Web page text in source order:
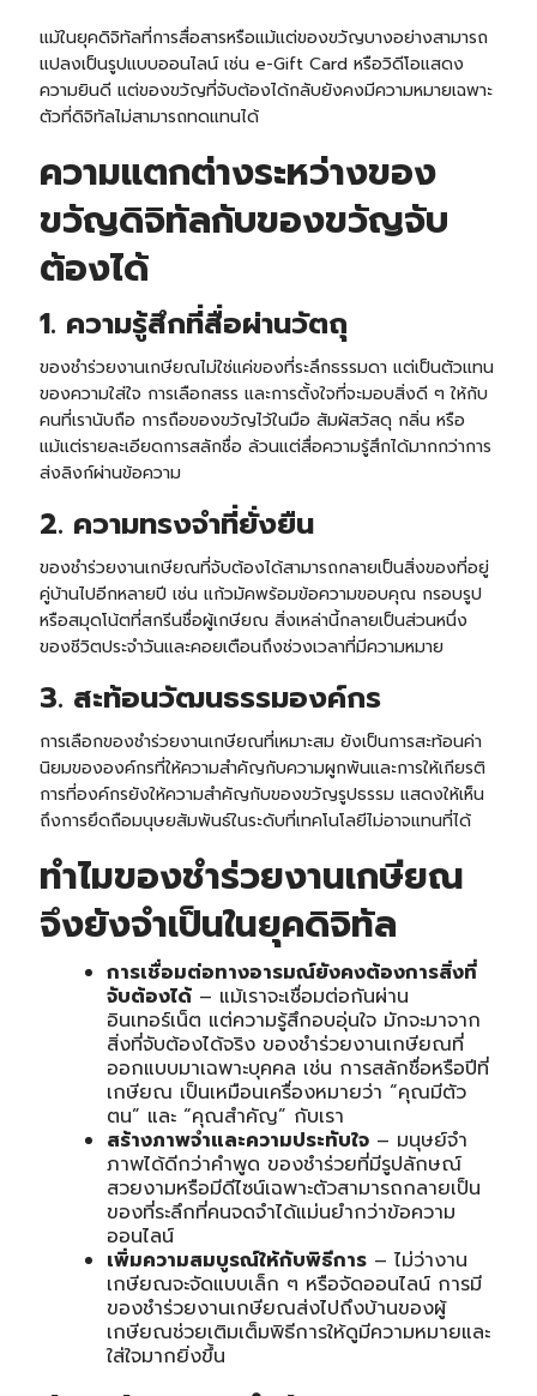
แม้ในยุคดิจิทัลที่การสื่อสารหรือแม้แต่ของขวัญบางอย่างสามารถ
แปลงเป็นรูปแบบออนไลน์ เช่น e-Gift Card หรือวิดีโอแสดง
ความยินดี แต่ของขวัญที่จับต้องได้กลับยังคงมีความหมายเฉพาะ
ตัวที่ดิจิทัลไม่สามารถทดแทนได้
ความแตกต่างระหว่างของ
ขวัญดิจิทัลกับของขวัญจับ
ต้องได้
1. ความรู้สึกที่สื่อผ่านวัตถุ
ของชำร่วยงานเกษียณไม่ใช่แค่ของที่ระลึกธรรมดา แต่เป็นตัวแทน
ของความใส่ใจ การเลือกสรร และการตั้งใจที่จะมอบสิ่งดี ๆ ให้กับ
คนที่เรานับถือ การถือของขวัญไว้ในมือ สัมผัสวัสดุ กลิ่น หรือ
แม้แต่รายละเอียดการสลักชื่อ ล้วนแต่สื่อความรู้สึกได้มากกว่าการ
ส่งลิงก์ผ่านข้อความ
2. ความทรงจำที่ยั่งยืน
ของชำร่วยงานเกษียณที่จับต้องได้สามารถกลายเป็นสิ่งของที่อยู่
คู่บ้านไปอีกหลายปี เช่น แก้วมัคพร้อมข้อความขอบคุณ กรอบรูป
หรือสมุดโน้ตที่สกรีนชื่อผู้เกษียณ สิ่งเหล่านี้กลายเป็นส่วนหนึ่ง
ของชีวิตประจำวันและคอยเตือนถึงช่วงเวลาที่มีความหมาย
3. สะท้อนวัฒนธรรมองค์กร
การเลือกของชำร่วยงานเกษียณที่เหมาะสม ยังเป็นการสะท้อนค่า
นิยมขององค์กรที่ให้ความสำคัญกับความผูกพันและการให้เกียรติ
การที่องค์กรยังให้ความสำคัญกับของขวัญรูปธรรม แสดงให้เห็น
ถึงการยึดถือมนุษยสัมพันธ์ในระดับที่เทคโนโลยีไม่อาจแทนที่ได้
ทำไมของชำร่วยงานเกษียณ
จึงยังจำเป็นในยุคดิจิทัล
การเชื่อมต่อทางอารมณ์ยังคงต้องการสิ่งที่
จับต้องได้– แม้เราจะเชื่อมต่อกันผ่าน
อินเทอร์เน็ต แต่ความรู้สึกอบอุ่นใจ มักจะมาจาก
สิ่งที่จับต้องได้จริง ของชำร่วยงานเกษียณที่
ออกแบบมาเฉพาะบุคคล เช่น การสลักชื่อหรือปีที่
เกษียณ เป็นเหมือนเครื่องหมายว่า “คุณมีตัว
ตน” และ “คุณสำคัญ” กับเรา
สร้างภาพจำและความประทับใจ– มนุษย์จำ
ภาพได้ดีกว่าคำพูด ของชำร่วยที่มีรูปลักษณ์
สวยงามหรือมีดีไซน์เฉพาะตัวสามารถกลายเป็น
ของที่ระลึกที่คนจดจำได้แม่นยำกว่าข้อความ
ออนไลน์
เพิ่มความสมบูรณ์ให้กับพิธีการ– ไม่ว่างาน
เกษียณจะจัดแบบเล็ก ๆ หรือจัดออนไลน์ การมี
ของชำร่วยงานเกษียณส่งไปถึงบ้านของผู้
เกษียณช่วยเติมเต็มพิธีการให้ดูมีความหมายและ
ใส่ใจมากยิ่งขึ้น